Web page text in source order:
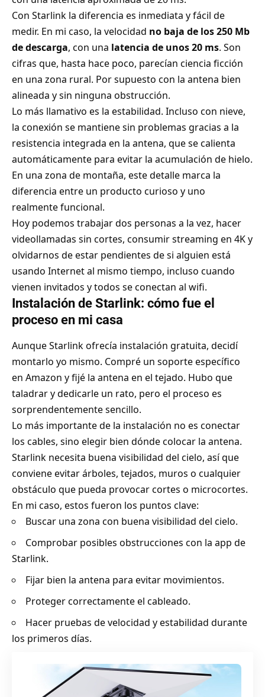
Con Starlink la diferencia es inmediata y fácil de
medir. En mi caso, la velocidad no baja de los 250 Mb
de descarga, con una latencia de unos 20 ms. Son
cifras que, hasta hace poco, parecían ciencia ficción
en una zona rural. Por supuesto con la antena bien
alineada y sin ninguna obstrucción.
Lo más llamativo es la estabilidad. Incluso con nieve,
la conexión se mantiene sin problemas gracias a la
resistencia integrada en la antena, que se calienta
automáticamente para evitar la acumulación de hielo.
En una zona de montaña, este detalle marca la
diferencia entre un producto curioso y uno
realmente funcional.
Hoy podemos trabajar dos personas a la vez, hacer
videollamadas sin cortes, consumir streaming en 4K y
olvidarnos de estar pendientes de si alguien está
usando Internet al mismo tiempo, incluso cuando
vienen invitados y todos se conectan al wifi.
Instalación de Starlink: cómo fue el
proceso en mi casa
Aunque Starlink ofrecía instalación gratuita, decidí
montarlo yo mismo. Compré un soporte específico
en Amazon y fijé la antena en el tejado. Hubo que
taladrar y dedicarle un rato, pero el proceso es
sorprendentemente sencillo.
Lo más importante de la instalación no es conectar
los cables, sino elegir bien dónde colocar la antena.
Starlink necesita buena visibilidad del cielo, así que
conviene evitar árboles, tejados, muros o cualquier
obstáculo que pueda provocar cortes o microcortes.
En mi caso, estos fueron los puntos clave:
Buscar una zona con buena visibilidad del cielo.
Comprobar posibles obstrucciones con la app de
Starlink.
Fijar bien la antena para evitar movimientos.
Proteger correctamente el cableado.
Hacer pruebas de velocidad y estabilidad durante
los primeros días.